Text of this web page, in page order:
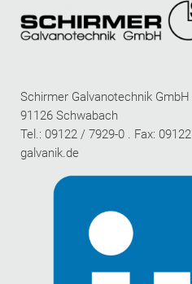
Schirmer Galvanotechnik
91126 Schwabach
Tel.: 09122 / 7929-0 . Fax:
galvanik.de